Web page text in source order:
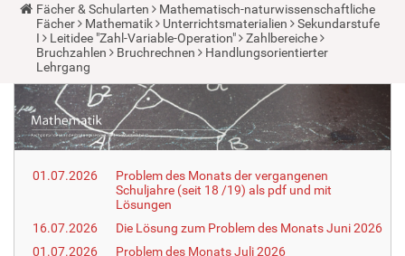
Y
o
u
a
r
e
h
e
r
e
:
Fächer & Schularten
Mathematisch-naturwissenschaftliche
Fächer
Mathematik Unterrichtsmaterialien
Sekundarstufe
I
Leitidee "Zahl-Variable-Operation"
Zahlbereiche
Bruchzahlen
Bruchrechnen
Handlungsorientierter
Lehrgang
01.07.2026
Problem des Monats der vergangenen
Schuljahre (seit 18 /19) als pdf und mit
Lösungen
16.07.2026
Die Lösung zum Problem des Monats Juni 2026
01.07.2026
Problem des Monats Juli 2026